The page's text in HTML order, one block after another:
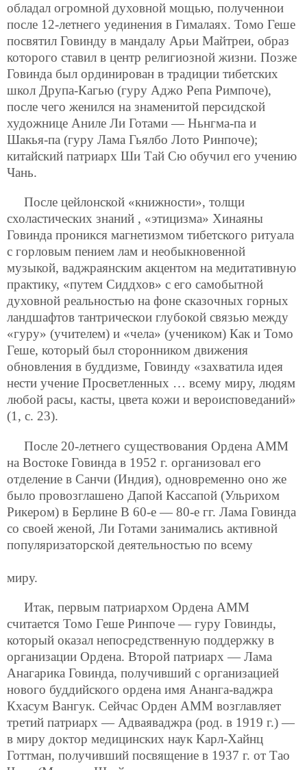
обладал огромной духовной мощью, полученнои
после 12-летнего уединения в Гималаях. Томо Геше
посвятил Говинду в мандалу Арьи Майтреи, образ
которого ставил в центр религиозной жизни. Позже
Говинда был ординирован в традиции тибетских
школ Друпа-Кагью (гуру Аджо Репа Римпоче),
после чего женился на знаменитой персидской
художнице Аниле Ли Готами — Ньнгма-па и
Шакья-па (гуру Лама Гьялбо Лото Ринпоче);
китайский патриарх Ши Тай Сю обучил его учению
Чань.
После цейлонской «книжности», толщи
схоластических знаний , «этицизма» Хинаяны
Говинда проникся магнетизмом тибетского ритуала
с горловым пением лам и необыкновенной
музыкой, ваджраянским акцентом на медитативную
практику, «путем Сиддхов» с его самобытной
духовной реальностью на фоне сказочных горных
ландшафтов тантрическои глубокой связью между
«гуру» (учителем) и «чела» (учеником) Как и Томо
Геше, который был сторонником движения
обновления в буддизме, Говинду «захватила идея
нести учение Просветленных … всему миру, людям
любой расы, касты, цвета кожи и вероисповеданий»
(1, с. 23).
После 20-летнего существования Ордена АММ
на Востоке Говинда в 1952 г. организовал его
отделение в Санчи (Индия), одновременно оно же
было провозглашено Дапой Кассапой (Ульрихом
Рикером) в Берлине В 60-е — 80-е гг. Лама Говинда
со своей женой, Ли Готами занимались активной
популяризаторской деятельностью по всему
миру.
Итак, первым патриархом Ордена АММ
считается Томо Геше Ринпоче — гуру Говинды,
который оказал непосредственную поддержку в
организации Ордена. Второй патриарх — Лама
Анагарика Говинда, получивший с организацией
нового буддийского ордена имя Ананга-ваджра
Кхасум Вангук. Сейчас Орден АММ возглавляет
третий патриарх — Адваяваджра (род. в 1919 г.) —
в миру доктор медицинских наук Карл-Хайнц
Готтман, получивший посвящение в 1937 г. от Тао